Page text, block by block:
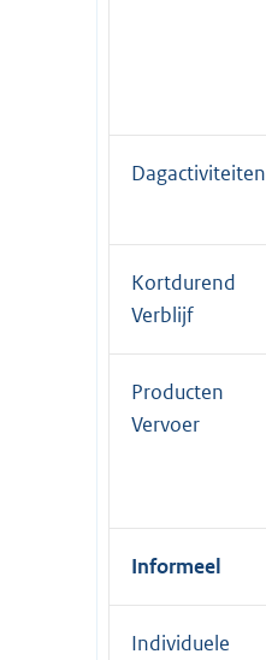
Dagactiviteiten
Kortdurend
Verblijf
Producten
Vervoer
Informeel
Individuele